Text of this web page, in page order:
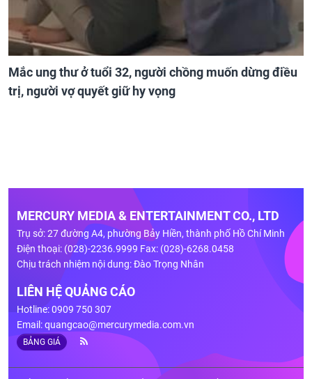
Mắc ung thư ở tuổi 32, người chồng muốn dừng điều
trị, người vợ quyết giữ hy vọng
MERCURY MEDIA & ENTERTAINMENT CO., LTD
Trụ sở: 27 đường A4, phường Bảy Hiền, thành phố Hồ Chí Minh
Điện thoại: (028)-2236.9999 Fax: (028)-6268.0458
Chịu trách nhiệm nội dung: Đào Trọng Nhân
LIÊN HỆ QUẢNG CÁO
Hotline: 0909 750 307
Email:quangcao@mercurymedia.com.vn
BẢNG GIÁ